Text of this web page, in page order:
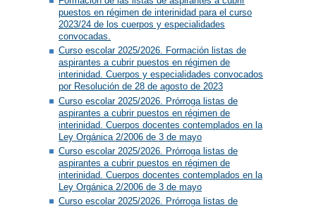
puestos en régimen de interinidad para el curso
2023/24 de los cuerpos y especialidades
convocadas.
Curso escolar 2025/2026. Formación listas de
aspirantes a cubrir puestos en régimen de
interinidad. Cuerpos y especialidades convocados
por Resolución de 28 de agosto de 2023
Curso escolar 2025/2026. Prórroga listas de
aspirantes a cubrir puestos en régimen de
interinidad. Cuerpos docentes contemplados en la
Ley Orgánica 2/2006 de 3 de mayo
Curso escolar 2025/2026. Prórroga listas de
aspirantes a cubrir puestos en régimen de
interinidad. Cuerpos docentes contemplados en la
Ley Orgánica 2/2006 de 3 de mayo
Curso escolar 2025/2026. Prórroga listas de